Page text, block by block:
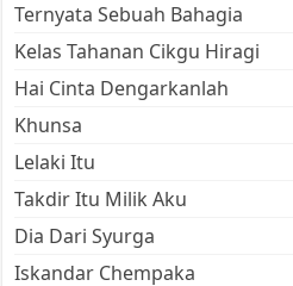
Ternyata Sebuah Bahagia
Kelas Tahanan Cikgu Hiragi
Hai Cinta Dengarkanlah
Khunsa
Lelaki Itu
Takdir Itu Milik Aku
Dia Dari Syurga
Iskandar Chempaka